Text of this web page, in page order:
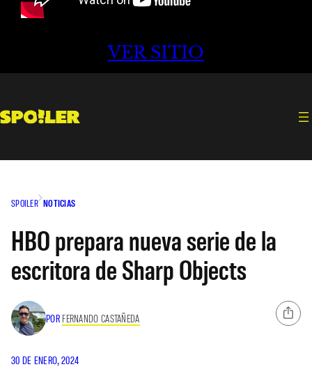
VER SITIO
SPOILER NOTICIAS
HBO prepara nueva serie de la
escritora de Sharp Objects
POR FERNANDO CASTAÑEDA
30 DE ENERO, 2024